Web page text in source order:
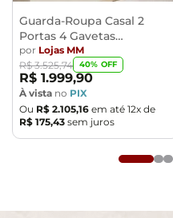
Guarda-Roupa Casal 2
Portas 4 Gavetas
Caemmun Moviment
por Lojas MM
R$ 3.525,74 40% OFF
R$ 1.999,90
À vista no PIX
Ou R$ 2.105,16 em até 12x de
R$ 175,43 sem juros